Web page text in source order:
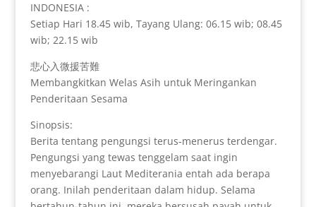
INDONESIA :
Setiap Hari 18.45 wib, Tayang Ulang: 06.15 wib; 08.45
wib; 22.15 wib
悲心入微援苦難
Membangkitkan Welas Asih untuk Meringankan
Penderitaan Sesama
Sinopsis:
Berita tentang pengungsi terus-menerus terdengar.
Pengungsi yang tewas tenggelam saat ingin
menyebarangi Laut Mediterania entah ada berapa
orang. Inilah penderitaan dalam hidup. Selama